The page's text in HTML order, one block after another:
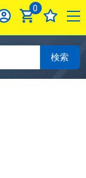
0
検索